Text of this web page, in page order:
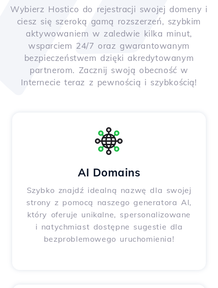
Wybierz Hostico do rejestracji swojej domeny i
ciesz się szeroką gamą rozszerzeń, szybkim
aktywowaniem w zaledwie kilka minut,
wsparciem 24/7 oraz gwarantowanym
bezpieczeństwem dzięki akredytowanym
partnerom. Zacznij swoją obecność w
Internecie teraz z pewnością i szybkością!
AI Domains
Szybko znajdź idealną nazwę dla swojej
strony z pomocą naszego generatora AI,
który oferuje unikalne, spersonalizowane
i natychmiast dostępne sugestie dla
bezproblemowego uruchomienia!